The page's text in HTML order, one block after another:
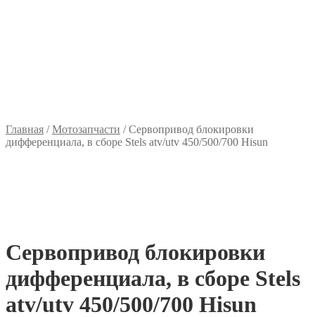
Главная /Мотозапчасти /Сервопривод блокировки
дифференциала, в сборе Stels atv/utv 450/500/700 Hisun
Сервопривод блокировки
дифференциала, в сборе Stels
atv/utv 450/500/700 Hisun